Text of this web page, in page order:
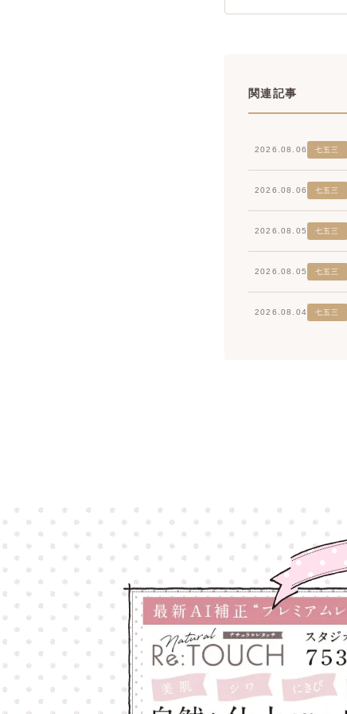
関連記事
2026.08.06 七五三
2026.08.06 七五三
2026.08.05 七五三
2026.08.05 七五三
2026.08.04 七五三